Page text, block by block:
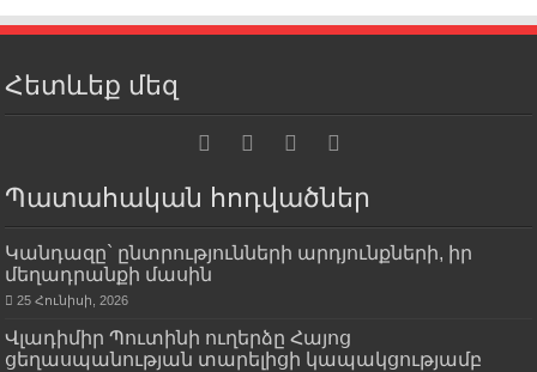
Հետևեք մեզ
Պատահական հոդվածներ
Կանդազը` ընտրությունների արդյունքների, իր
մեղադրանքի մասին
25 Հունիսի, 2026
Վլադիմիր Պուտինի ուղերձը Հայոց
ցեղասպանության տարելիցի կապակցությամբ